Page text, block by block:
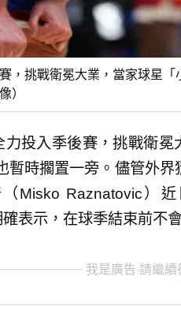
，挑戰衛冕大業，當家球星
）
力投入季後賽，挑戰衛
暫時擱置一旁。儘管外
Misko Raznatovic）
確表示，在球季結束前不
我是廣告 請繼續